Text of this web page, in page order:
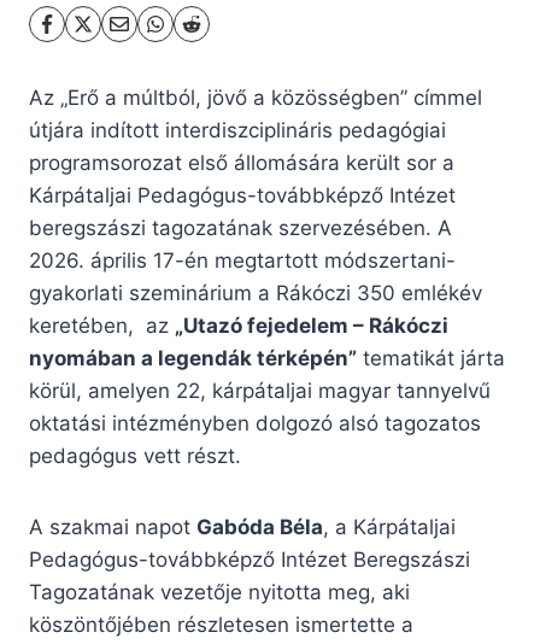
Az „Erő a múltból, jövő a közösségben” címmel
útjára indított interdiszciplináris pedagógiai
programsorozat első állomására került sor a
Kárpátaljai Pedagógus-továbbképző Intézet
beregszászi tagozatának szervezésében. A
2026. április 17-én megtartott módszertani-
gyakorlati szeminárium a Rákóczi 350 emlékév
keretében, az „Utazó fejedelem – Rákóczi
nyomában a legendák térképén” tematikát járta
körül, amelyen 22, kárpátaljai magyar tannyelvű
oktatási intézményben dolgozó alsó tagozatos
pedagógus vett részt.
A szakmai napot Gabóda Béla, a Kárpátaljai
Pedagógus-továbbképző Intézet Beregszászi
Tagozatának vezetője nyitotta meg, aki
köszöntőjében részletesen ismertette a